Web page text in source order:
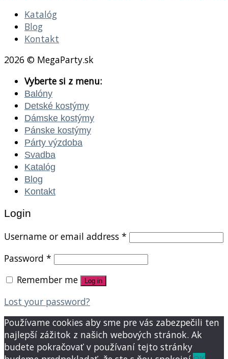
Katalóg
Blog
Kontakt
2026 © MegaParty.sk
Vyberte si z menu:
Balóny
Detské kostýmy
Dámske kostýmy
Pánske kostýmy
Párty výzdoba
Svadba
Katalóg
Blog
Kontakt
Login
Username or email address *
Password *
Remember me
Log in
Lost your password?
Používame cookies aby sme pre vás zabezpečili ten
najlepší zážitok z našich webových stránok. Ak
budete pokračovať v používaní tejto stránky